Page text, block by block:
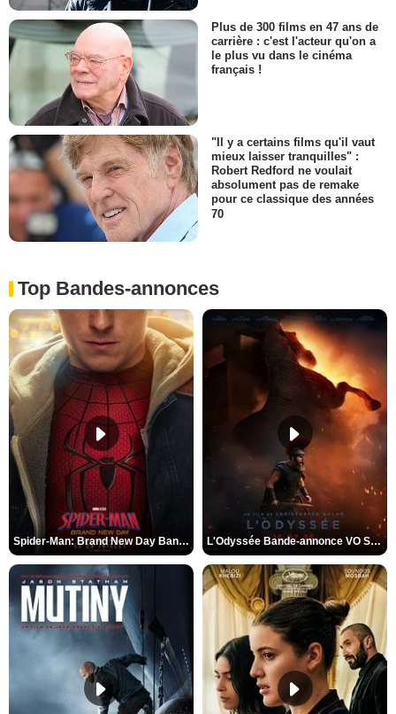
Plus de 300 films en 47 ans de
carrière : c'est l'acteur qu'on a
le plus vu dans le cinéma
français !
"Il y a certains films qu'il vaut
mieux laisser tranquilles" :
Robert Redford ne voulait
absolument pas de remake
pour ce classique des années
70
Top Bandes-annonces
Spider-Man: Brand New Day Bande-annonce VO STFR L'Odyssée Bande-annonce VO STFR